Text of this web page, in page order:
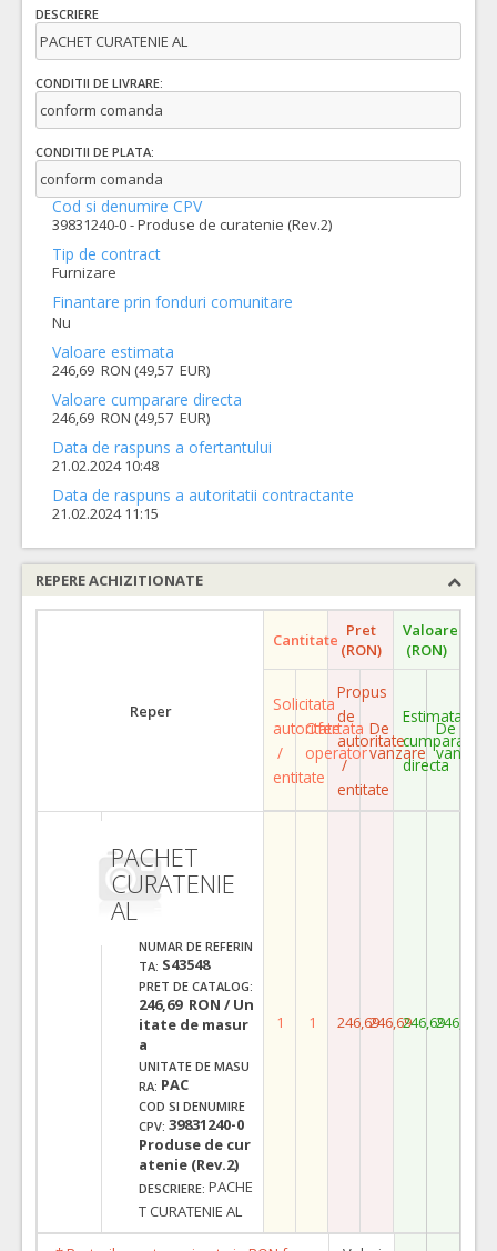
DESCRIERE
PACHET CURATENIE AL
CONDITII DE LIVRARE:
conform comanda
CONDITII DE PLATA:
conform comanda
Cod si denumire CPV
39831240-0 - Produse de curatenie (Rev.2)
Tip de contract
Furnizare
Finantare prin fonduri comunitare
Nu
Valoare estimata
246,69 RON (49,57 EUR)
Valoare cumparare directa
246,69 RON (49,57 EUR)
Data de raspuns a ofertantului
21.02.2024 10:48
Data de raspuns a autoritatii contractante
21.02.2024 11:15
REPERE ACHIZITIONATE
Reper
Cantitate Pret
(RON)
Valoare
(RON)
Solicitata
autoritate
/
entitate
Ofertata
operator
Propus
de
autoritate
/
entitate
De
vanzare
Estimata
cumparare
directa
De
vanzare
PACHET
CURATENIE
AL
NUMAR DE REFERIN
TA: S43548
PRET DE CATALOG:
246,69 RON / Un
itate de masur
a
UNITATE DE MASU
RA: PAC
COD SI DENUMIRE
CPV: 39831240-0
Produse de cur
atenie (Rev.2)
DESCRIERE: PACHE
T CURATENIE AL
1 1 246,69246,69246,69246,69